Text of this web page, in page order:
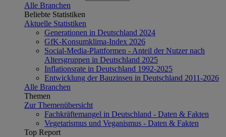
Alle Branchen
Beliebte Statistiken
Aktuelle Statistiken
Generationen in Deutschland 2024
GfK-Konsumklima-Index 2026
Social-Media-Plattformen - Anteil der Nutzer nach
Altersgruppen in Deutschland 2025
Inflationsrate in Deutschland 1992-2025
Entwicklung der Bauzinsen in Deutschland 2011-2026
Alle Branchen
Themen
Zur Themenübersicht
Fachkräftemangel in Deutschland - Daten & Fakten
Vegetarismus und Veganismus - Daten & Fakten
Top Report